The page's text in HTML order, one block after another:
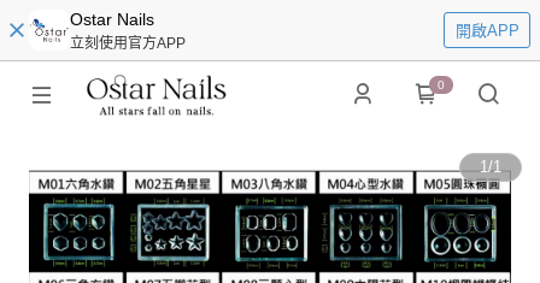
Ostar Nails
立刻使用官方APP
開啟APP
0
1/1